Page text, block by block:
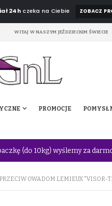
24h czeka na Ciebie ZOBACZ
WITAJ W NASZYM JEŹDZIECKIM ŚWIECIE
PROMOCJE POMYSŁ
(do 10kg) wyślemy za
OWADOM LEMIEUX "VISOR-